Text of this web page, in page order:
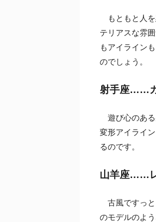
もともと人を
テリアスな雰
もアイライン
のでしょう。
射手座……
遊び心のある
変形アイライ
るのです。
山羊座……
古風ですっと
のモデルのよ